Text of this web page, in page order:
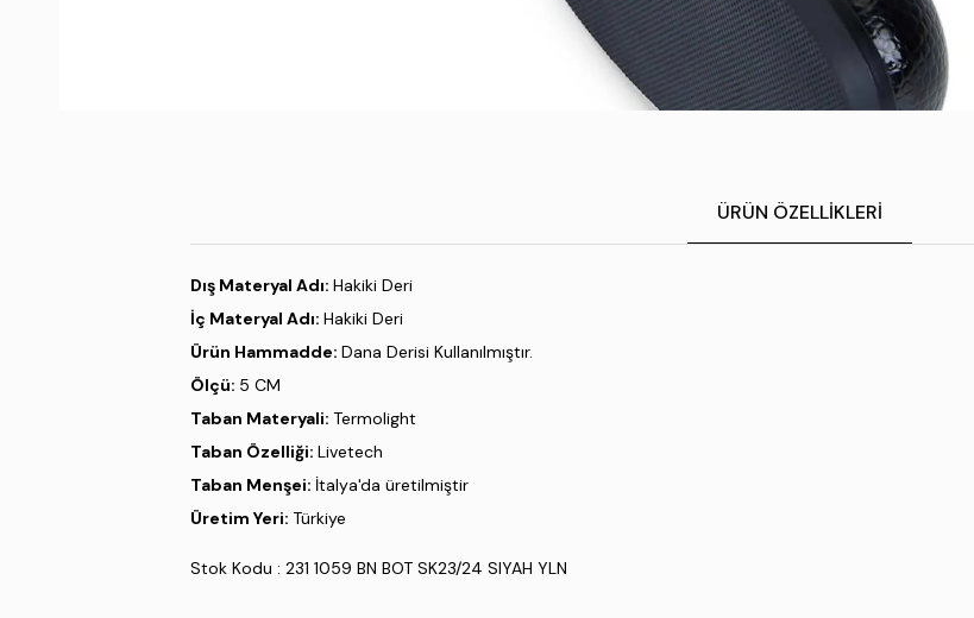
ÜRÜN ÖZELLIKLERI
Dış Materyal Adı: Hakiki Deri
İç Materyal Adı: Hakiki Deri
Ürün Hammadde: Dana Derisi Kullanılmıştır.
Ölçü: 5 CM
Taban Materyali: Termolight
Taban Özelliği: Livetech
Taban Menşei: İtalya'da üretilmiştir
Üretim Yeri: Türkiye
Stok Kodu : 231 1059 BN BOT SK23/24 SIYAH YLN